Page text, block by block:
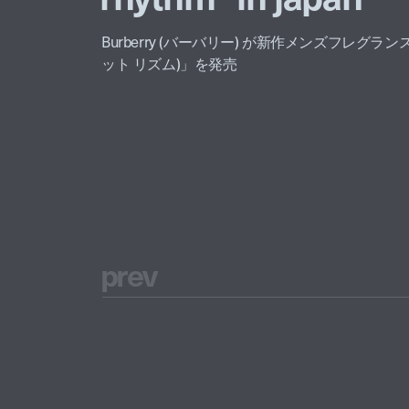
Burberry (バーバリー) が新作メンズフレグラン
ット リズム)」を発売
prev